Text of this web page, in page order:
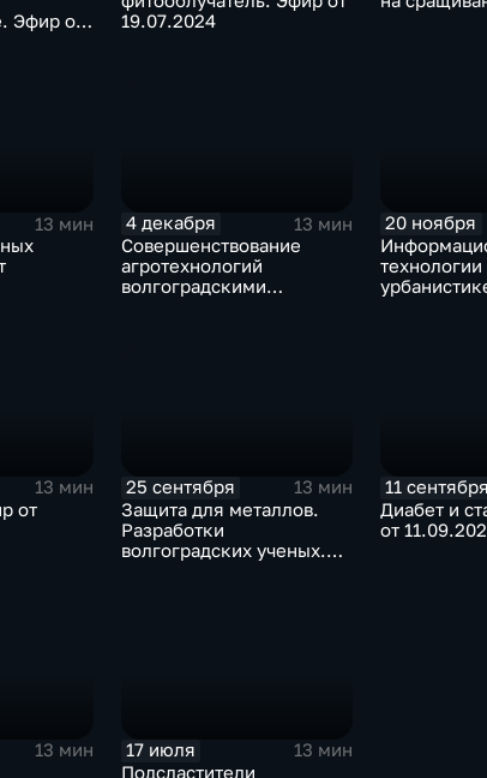
Эфир от
19.07.2024
13 мин
4 декабря
13 мин
Совершенствование
агротехнологий
волгоградскими
20 ноября
технологии
13 мин
от
25 сентября
13 мин
Защита для металлов.
Разработки
волгоградских ученых.
11 сентября
Диабет и
от
13 мин
17 июля
13 мин
Подсластители